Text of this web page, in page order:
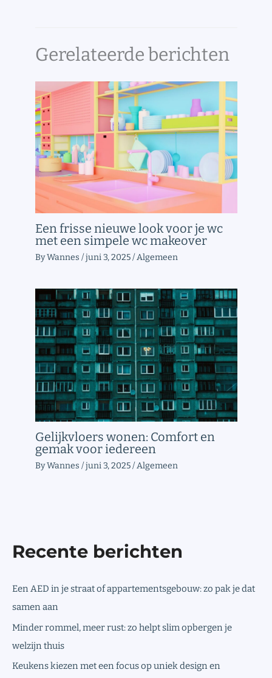
Gerelateerde berichten
Een frisse nieuwe look voor je wc
met een simpele wc makeover
ByWannes /juni 3, 2025/Algemeen
Gelijkvloers wonen: Comfort en
gemak voor iedereen
ByWannes /juni 3, 2025/Algemeen
Recente berichten
Een AED in je straat of appartementsgebouw: zo pak je dat
samen aan
Minder rommel, meer rust: zo helpt slim opbergen je
welzijn thuis
Keukens kiezen met een focus op uniek design en